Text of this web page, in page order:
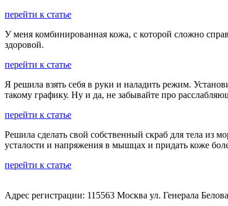
перейти к статье
У меня комбинированная кожа, с которой сложно
здоровой.
перейти к статье
Я решила взять себя в руки и наладить режим.
такому графику. Ну и да, не забывайте про
перейти к статье
Решила сделать свой собственный скраб для тела из
усталости и напряжения в мышцах и придать коже
перейти к статье
Адрес регистрации: 115563 Москва ул. Генерала